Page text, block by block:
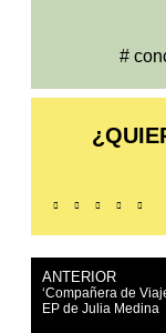
#
ANTERIOR
‘Compañera de
EP de Julia Medina